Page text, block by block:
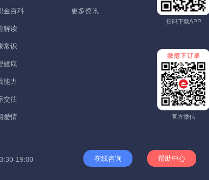
金百科
解读
常识
健康
能力
交往
爱情
更多资讯
扫码下载APP
官方微信
19:00 在线咨询 帮助中心